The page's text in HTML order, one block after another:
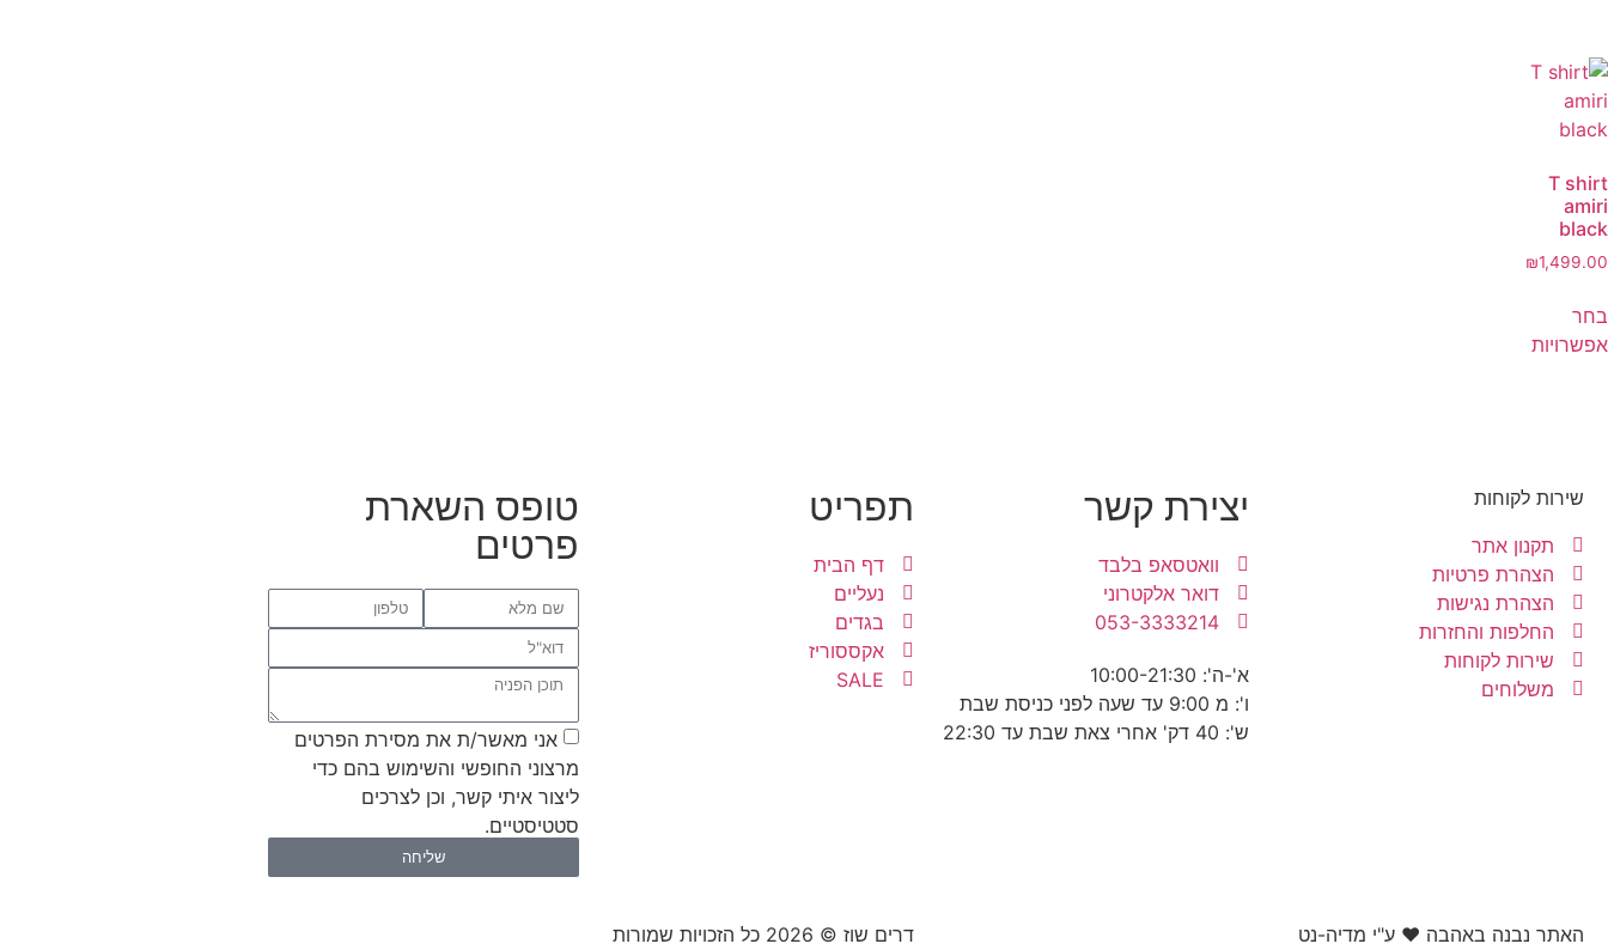
T shirt
amiri
black
₪1,499.00
בחר
אפשרויות
שירות לקוחות
תקנון אתר
הצהרת פרטיות
הצהרת נגישות
החלפות והחזרות
שירות לקוחות
משלוחים
יצירת קשר
וואטסאפ בלבד
דואר אלקטרוני
053-3333214
א'-ה': 10:00-21:30
ו': מ 9:00 עד שעה לפני כניסת שבת
ש': 40 דק' אחרי צאת שבת עד 22:30
תפריט
דף הבית
נעליים
בגדים
אקססוריז
SALE
טופס השארת
פרטים
אני מאשר/ת את מסירת הפרטים
מרצוני החופשי והשימוש בהם כדי
ליצור איתי קשר, וכן לצרכים
סטטיסטיים.
שליחה
האתר נבנה באהבה ❤ ע"י מדיה-נט​ דרים שוז © 2026 כל הזכויות שמורות